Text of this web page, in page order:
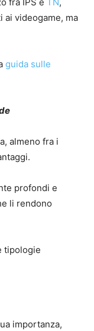
ai videogame, ma
guida sulle
almeno fra i
profondi e
li rendono
tipologie
importanza,